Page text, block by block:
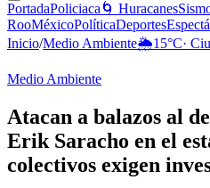
PortadaPoliciaca 🌀 Huracanes
RooMéxicoPolíticaDeportes
Inicio/Medio Ambiente🌦️15°C·
Medio Ambiente
Atacan a balazos al
Erik Saracho en el
colectivos exigen